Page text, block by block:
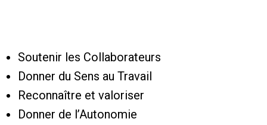
Soutenir les Collaborateurs
Donner du Sens au Travail
Reconnaître et valoriser
Donner de l’Autonomie